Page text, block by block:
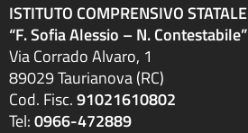
ISTITUTO COMPRENSIVO STATALE
“F. Sofia Alessio – N. Contestabile”
Via Corrado Alvaro, 1
89029 Taurianova (RC)
Cod. Fisc.91021610802
Tel:0966-472889